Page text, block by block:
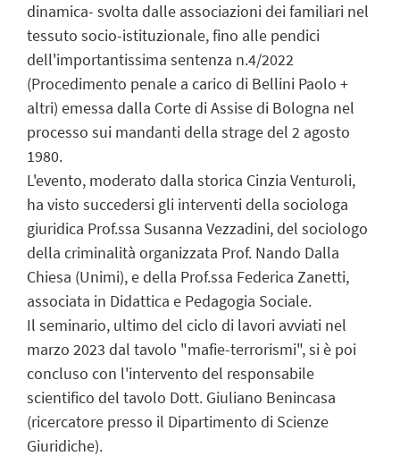
dinamica- svolta dalle associazioni dei familiari nel
tessuto socio-istituzionale, fino alle pendici
dell'importantissima sentenza n.4/2022
(Procedimento penale a carico di Bellini Paolo +
altri) emessa dalla Corte di Assise di Bologna nel
processo sui mandanti della strage del 2 agosto
1980.
L'evento, moderato dalla storica Cinzia Venturoli,
ha visto succedersi gli interventi della sociologa
giuridica Prof.ssa Susanna Vezzadini, del sociologo
della criminalità organizzata Prof. Nando Dalla
Chiesa (Unimi), e della Prof.ssa Federica Zanetti,
associata in Didattica e Pedagogia Sociale.
Il seminario, ultimo del ciclo di lavori avviati nel
marzo 2023 dal tavolo "mafie-terrorismi", si è poi
concluso con l'intervento del responsabile
scientifico del tavolo Dott. Giuliano Benincasa
(ricercatore presso il Dipartimento di Scienze
Giuridiche).